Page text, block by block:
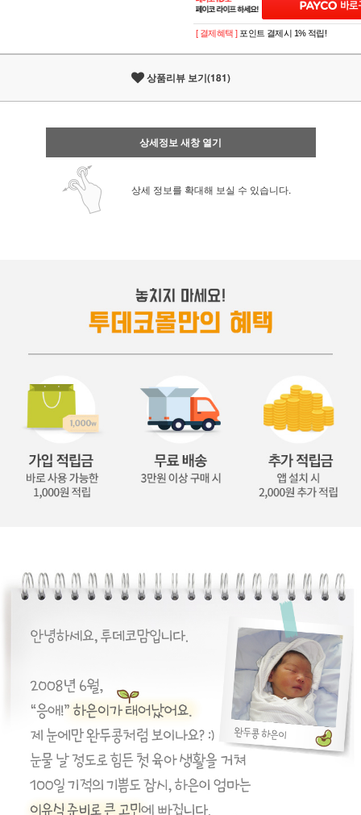
페이코 ID로 페
PAYCO 바로
[ 결제혜택 ] 포인트 결제시 1% 적립!
상품리뷰 보기(181)
상세정보 새창 열기
상세 정보를 확대해 보실 수 있습니다.